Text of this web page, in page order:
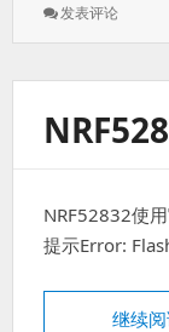
于：
发表评论:
下
问
题
NRF52832使
提示Error:
继续